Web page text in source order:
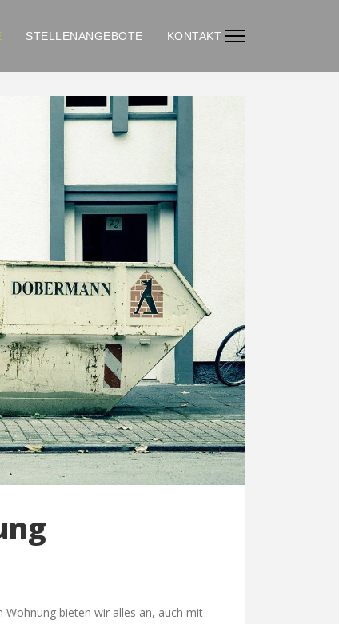
STELLENANGEBOTE KONTAKT
bieten wir alles an, auch mit